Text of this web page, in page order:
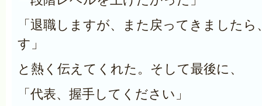
「退職しますが、また戻ってきました
す」
と熱く伝えてくれた。そして最後に、
「代表、握手してください」